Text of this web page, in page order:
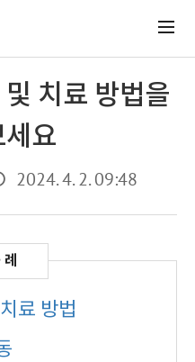
치료 방법을
요
2024. 4. 2. 09:48
료 방법